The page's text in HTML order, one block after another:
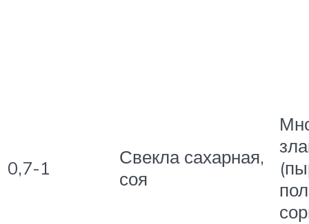
0,7-1
Свекла сахарная,
соя